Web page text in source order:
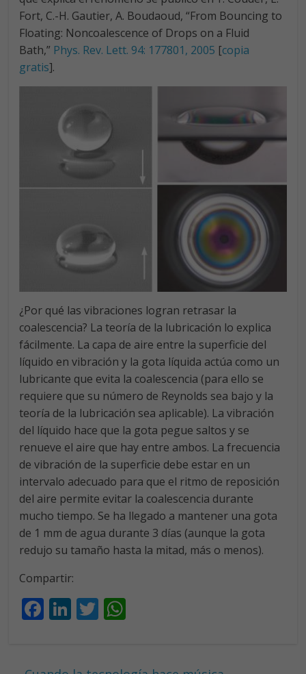
Fort, C.-H. Gautier, A. Boudaoud, “From Bouncing to
Floating: Noncoalescence of Drops on a Fluid
Bath,” Phys. Rev. Lett. 94: 177801, 2005 [copia
gratis].
¿Por qué las vibraciones logran retrasar la
coalescencia? La teoría de la lubricación lo explica
fácilmente. La capa de aire entre la superficie del
líquido en vibración y la gota líquida actúa como un
lubricante que evita la coalescencia (para ello se
requiere que su número de Reynolds sea bajo y la
teoría de la lubricación sea aplicable). La vibración
del líquido hace que la gota pegue saltos y se
renueve el aire que hay entre ambos. La frecuencia
de vibración de la superficie debe estar en un
intervalo adecuado para que el ritmo de reposición
del aire permite evitar la coalescencia durante
mucho tiempo. Se ha llegado a mantener una gota
de 1 mm de agua durante 3 días (aunque la gota
redujo su tamaño hasta la mitad, más o menos).
Compartir:
F Li T